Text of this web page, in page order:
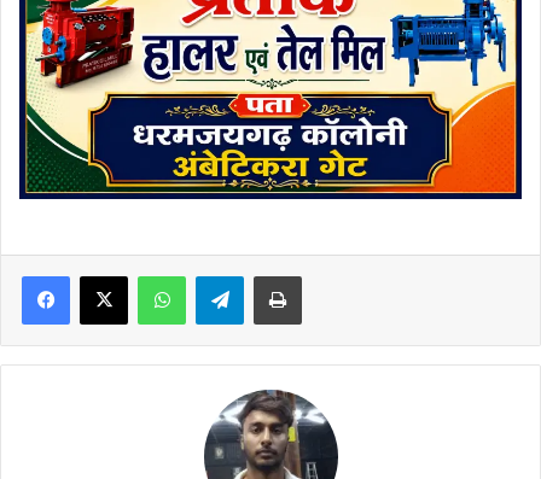
Facebook
X WhatsAppTelegramPrint